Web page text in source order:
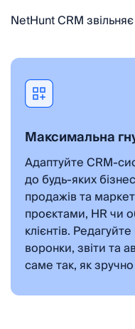
NetHunt CRM
Максимальна
Адаптуйте CRM-
до будь-яких
продажів та
проєктами, HR чи
клієнтів.
воронки, звіти та
саме так, як